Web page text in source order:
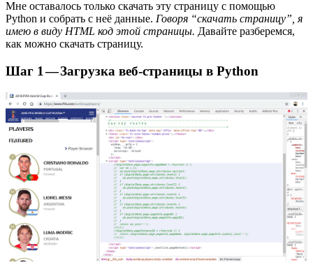
Мне оставалось только скачать эту страницу с помощью
Python и собрать с неё данные. Говоря “скачать страницу”, я
имею в виду HTML код этой страницы. Давайте разберемся,
как можно скачать страницу.
Шаг 1 — Загрузка веб-страницы в Python